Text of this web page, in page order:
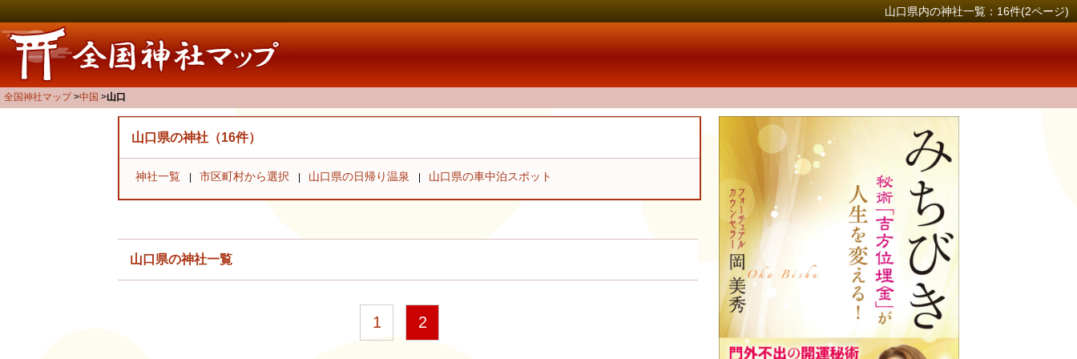
山口県内の神社一覧：16件(2ページ)
全国神社マップ 中国 山口
山口県の神社（16件）
神社一覧 市区町村から選択 山口県の日帰り温泉 山口県の車中泊スポット
山口県の神社一覧
1 2